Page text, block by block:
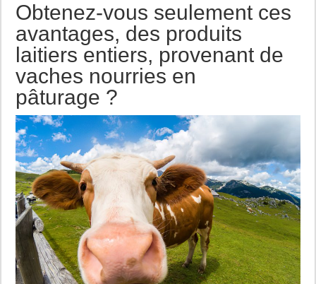
Obtenez-vous seulement ces
avantages, des produits
laitiers entiers, provenant de
vaches nourries en
pâturage ?